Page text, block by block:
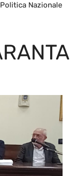
Politica Nazionale